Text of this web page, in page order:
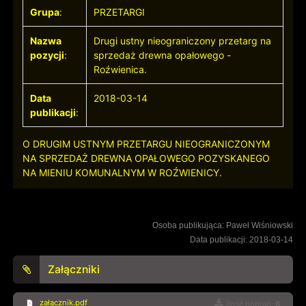
Grupa: PRZETARGI
Nazwa
pozycji:
Drugi ustny nieograniczony przetarg na
sprzedaż drewna opałowego -
Roźwienica.
Data
publikacji:
2018-03-14
O DRUGIM USTNYM PRZETARGU NIEOGRANICZONYM
NA SPRZEDAŻ DREWNA OPAŁOWEGO POZYSKANEGO
NA MIENIU KOMUNALNYM W ROŹWIENICY.
Osoba publikująca: Paweł Wiśniowski
Data publikacji: 2018-03-14
Załączniki
załącznik.pdf